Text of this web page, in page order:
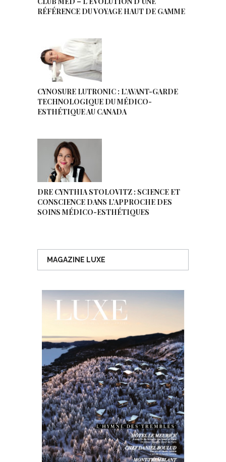
RÉFÉRENCE DU VOYAGE HAUT DE GAMME
CYNOSURE LUTRONIC : L’AVANT-GARDE
TECHNOLOGIQUE DU MÉDICO-
ESTHÉTIQUE AU CANADA
DRE CYNTHIA STOLOVITZ : SCIENCE ET
CONSCIENCE DANS L’APPROCHE DES
SOINS MÉDICO-ESTHÉTIQUES
MAGAZINE LUXE